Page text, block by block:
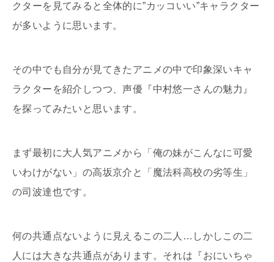
クターを見てみると全体的に”カッコいい”キャラクター
が多いように思います。
その中でも自分が見てきたアニメの中で印象深いキャ
ラクターを紹介しつつ、声優『中村悠一さんの魅力』
を探ってみたいと思います。
まず最初に大人気アニメから「俺の妹がこんなに可愛
いわけがない」の高坂京介と「魔法科高校の劣等生」
の司波達也です。
何の共通点ないように見えるこの二人…しかしこの二
人には大きな共通点があります。それは『おにいちゃ